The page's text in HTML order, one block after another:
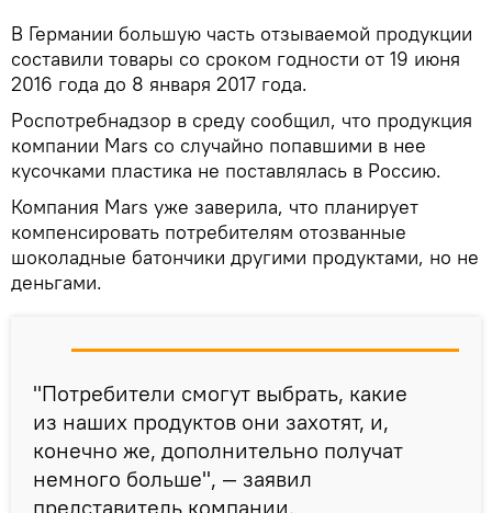
В Германии большую часть отзываемой продукции
составили товары со сроком годности от 19 июня
2016 года до 8 января 2017 года.
Роспотребнадзор в среду сообщил, что продукция
компании Mars со случайно попавшими в нее
кусочками пластика не поставлялась в Россию.
Компания Mars уже заверила, что планирует
компенсировать потребителям отозванные
шоколадные батончики другими продуктами, но не
деньгами.
"Потребители смогут выбрать, какие
из наших продуктов они захотят, и,
конечно же, дополнительно получат
немного больше", — заявил
представитель компании.